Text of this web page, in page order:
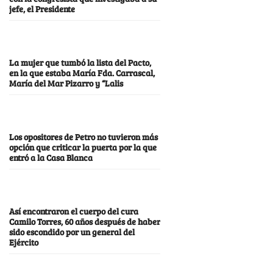
jefe, el Presidente
La mujer que tumbó la lista del Pacto,
en la que estaba María Fda. Carrascal,
María del Mar Pizarro y “Lalis
Los opositores de Petro no tuvieron más
opción que criticar la puerta por la que
entró a la Casa Blanca
Así encontraron el cuerpo del cura
Camilo Torres, 60 años después de haber
sido escondido por un general del
Ejército